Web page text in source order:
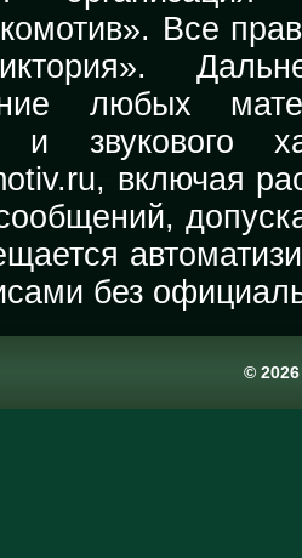
Все
любых
и звукового
включая
без
©